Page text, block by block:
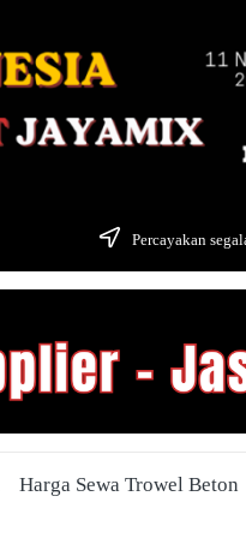
Percayakan
Harga Sewa Trowel Beton